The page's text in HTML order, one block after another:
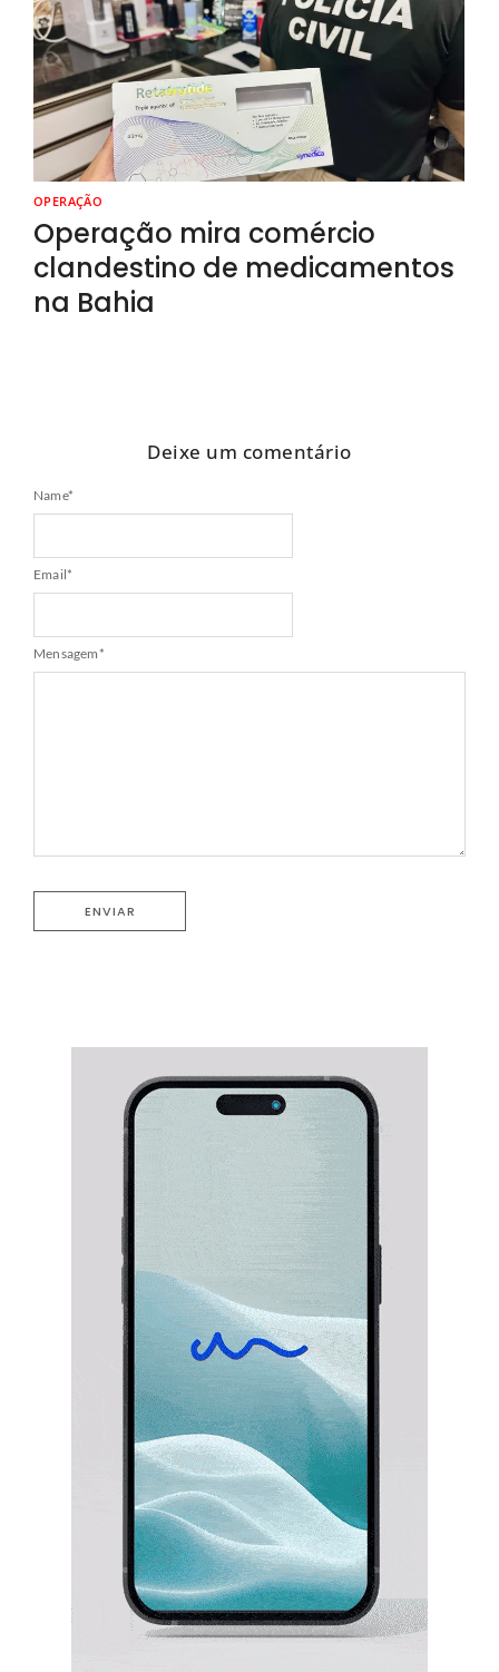
OPERAÇÃO
Operação mira comércio
clandestino de medicamentos
na Bahia
Deixe um comentário
Name*
Email*